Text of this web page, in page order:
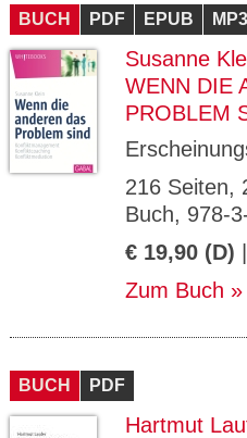
BUCH PDF EPUB MP3
Susanne
WENN DIE
PROBLEM
216 Seiten,
Buch, 978-
€ 19,90 (D)
Zum Buch
BUCH PDF
Hartmut